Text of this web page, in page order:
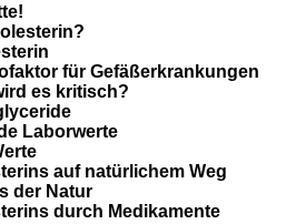
für Gefäßerkrankungen
es kritisch?
Laborwerte
auf natürlichem Weg
der Natur
durch Medikamente